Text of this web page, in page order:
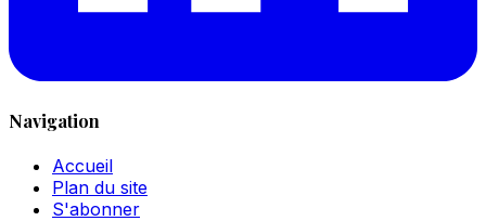
Navigation
Accueil
Plan du site
S'abonner